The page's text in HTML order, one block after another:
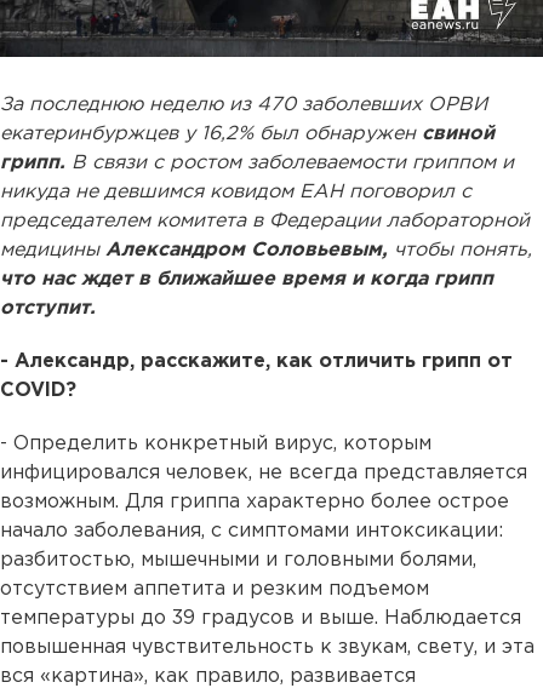
За последнюю неделю из 470 заболевших ОРВИ
екатеринбуржцев у 16,2% был обнаружен свиной
грипп. В связи с ростом заболеваемости гриппом и
никуда не девшимся ковидом ЕАН поговорил с
председателем комитета в Федерации лабораторной
медицины Александром Соловьевым, чтобы понять,
что нас ждет в ближайшее время и когда грипп
отступит.
- Александр, расскажите, как отличить грипп от
COVID?
- Определить конкретный вирус, которым
инфицировался человек, не всегда представляется
возможным. Для гриппа характерно более острое
начало заболевания, с симптомами интоксикации:
разбитостью, мышечными и головными болями,
отсутствием аппетита и резким подъемом
температуры до 39 градусов и выше. Наблюдается
повышенная чувствительность к звукам, свету, и эта
вся «картина», как правило, развивается